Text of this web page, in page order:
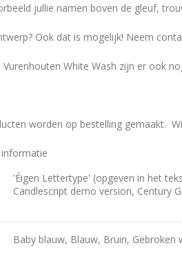
jullie namen boven de gleuf,
Ook dat is mogelijk! Neem
Vurenhouten White Wash zijn er ook
worden op bestelling gemaakt.
'Éigen Lettertype' (opgeven in het
Candlescript demo version, Century
Baby blauw, Blauw, Bruin,